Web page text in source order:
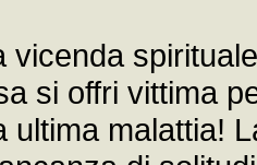
vicenda
si offri vittima
ultima malattia!